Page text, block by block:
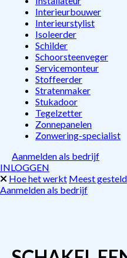
Interieurbouwer
Interieurstylist
Isoleerder
Schilder
Schoorsteenveger
Servicemonteur
Stoffeerder
Stratenmaker
Stukadoor
Tegelzetter
Zonnepanelen
Zonwering-specialist
Aanmelden als bedrijf
INLOGGEN
Hoe het werkt Meest
Aanmelden als bedrijf